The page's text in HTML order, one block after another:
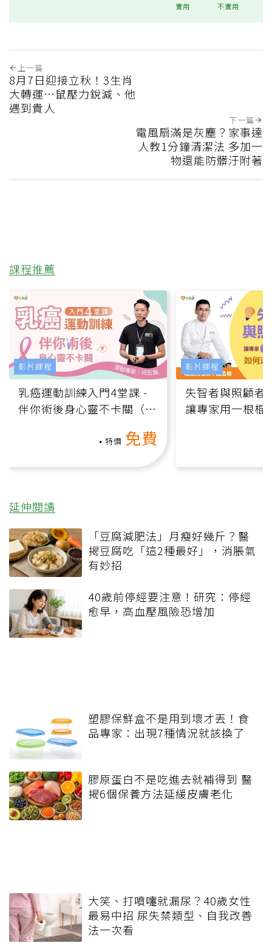
實用 不實用
上一篇
8月7日迎接立秋！3生肖
大轉運…鼠壓力銳減、他
遇到貴人
下一篇
電風扇滿是灰塵？家事達
人教1分鐘清潔法 多加一
物還能防髒汙附著
課程推薦
乳癌運動訓練入門4堂課 -
伴你術後身心靈不卡關（線
特價 免費
影片課程
失智者與照顧者
讓專家用一根棍
影片課程
延伸閱讀
「豆腐減肥法」月瘦好幾斤？醫
揭豆腐吃「這2種最好」，消脹氣
有妙招
40歲前停經要注意！研究：停經
愈早，高血壓風險恐增加
塑膠保鮮盒不是用到壞才丟！食
品專家：出現7種情況就該換了
膠原蛋白不是吃進去就補得到 醫
揭6個保養方法延緩皮膚老化
大笑、打噴嚏就漏尿？40歲女性
最易中招 尿失禁類型、自我改善
法一次看